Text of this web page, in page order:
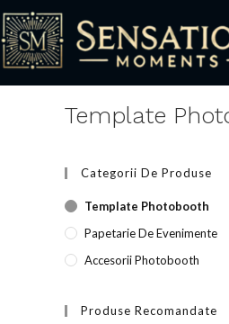
Template
Categorii De Produse
Template Photobooth
Papetarie De Evenimente
Accesorii Photobooth
Produse Recomandate